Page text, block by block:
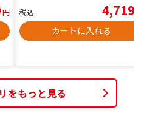
円 税込 4,719
カートに入れる
をもっと見る